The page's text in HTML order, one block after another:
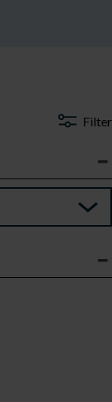
Filter